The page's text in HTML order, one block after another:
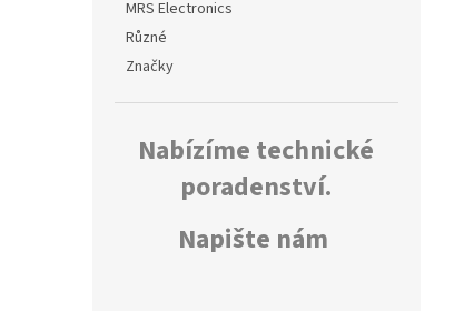
MRS Electronics
Různé
Značky
Nabízíme technické
poradenství.
Napište nám